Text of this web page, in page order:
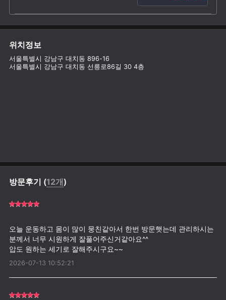
위치정보
서울특별시 강남구 대치동 896-16
서울특별시 강남구 대치동 선릉로86길 30 4층
방문후기 (12개)
오늘 운동하고 몸이 많이 뭉친같아서 한번 방문햇는데 관리하시는
분께서 너무 시원하게 잘풀어주신거같아요^^
2026-07-13 10:52:21